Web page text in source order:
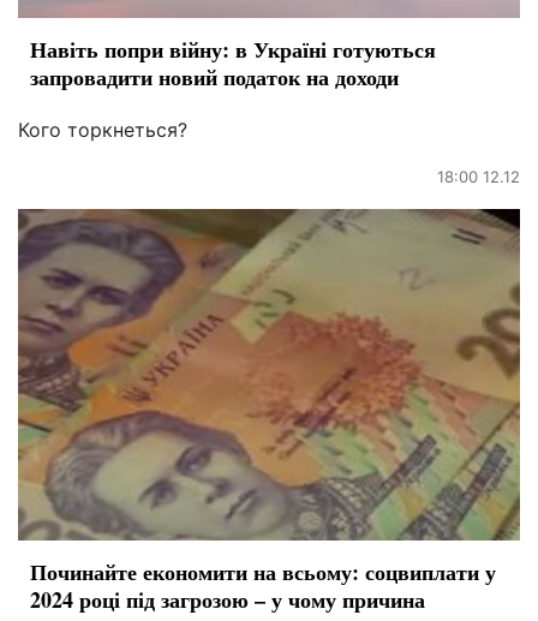
Навіть попри війну: в Україні готуються
запровадити новий податок на доходи
Кого торкнеться?
18:00 12.12
Починайте економити на всьому: соцвиплати у
2024 році під загрозою – у чому причина